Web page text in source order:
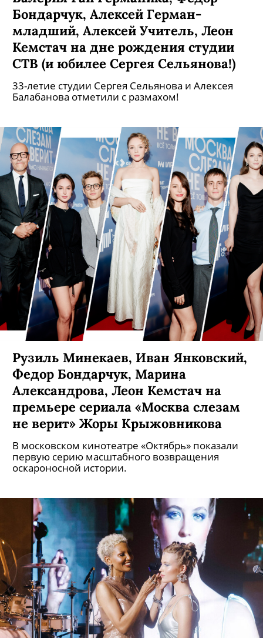
Валерия Гай Германика, Федор
Бондарчук, Алексей Герман-
младший, Алексей Учитель, Леон
Кемстач на дне рождения студии
СТВ (и юбилее Сергея Сельянова!)
33-летие студии Сергея Сельянова и Алексея
Балабанова отметили с размахом!
Рузиль Минекаев, Иван Янковский,
Федор Бондарчук, Марина
Александрова, Леон Кемстач на
премьере сериала «Москва слезам
не верит» Жоры Крыжовникова